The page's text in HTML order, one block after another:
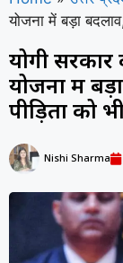
योजना में बड़ा
योगी
योजना में
पीड़ितों को
Nishi Sharma